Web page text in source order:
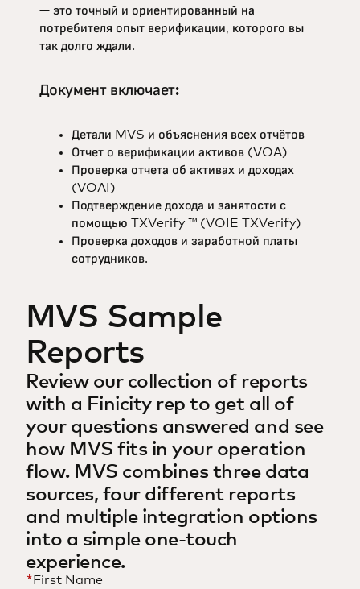
— это точный и ориентированный на
потребителя опыт верификации, которого вы
так долго ждали.
Документ включает:
Детали MVS и объяснения всех отчётов
Отчет о верификации активов (VOA)
Проверка отчета об активах и доходах
(VOAI)
Подтверждение дохода и занятости с
помощью TXVerify ™ (VOIE TXVerify)
Проверка доходов и заработной платы
сотрудников.
MVS Sample
Reports
Review our collection of reports
with a Finicity rep to get all of
your questions answered and see
how MVS fits in your operation
flow. MVS combines three data
sources, four different reports
and multiple integration options
into a simple one-touch
experience.
* First Name